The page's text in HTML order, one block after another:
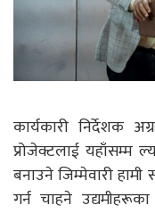
कार्यकारी निर्देशक
प्रोजेक्टलाई यहाँसम्म
बनाउने जिम्मेवारी
गर्न चाहने